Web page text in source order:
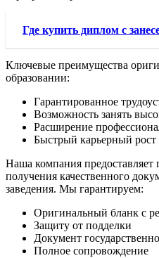
Где купить диплом с
Ключевые преимущества
образовании:
Гарантированное
Возможность занять
Расширение
Быстрый карьерный рост
Наша компания предоставляет
получения качественного
заведения. Мы гарантируем:
Оригинальный бланк с
Защиту от подделки
Документ
Полное сопровождение